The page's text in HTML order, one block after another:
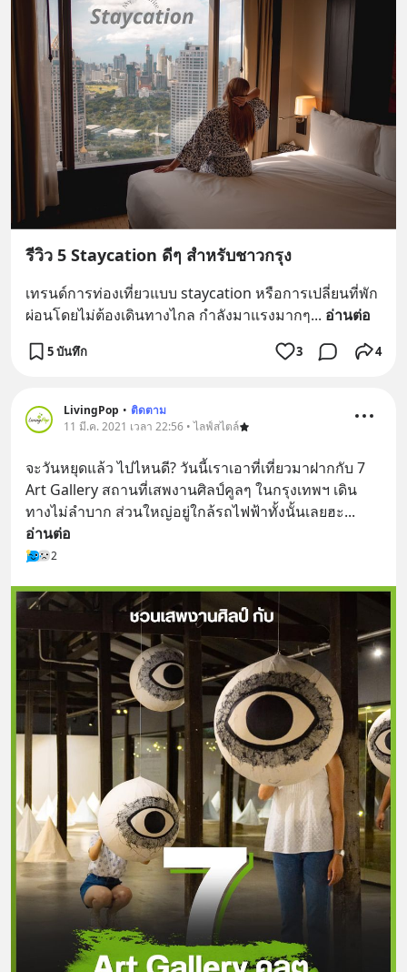
รีวิว 5 Staycation ดีๆ สำหรับชาวกรุง
เทรนด์การท่องเที่ยวแบบ staycation หรือการเปลี่ยนที่พัก
ผ่อนโดยไม่ต้องเดินทางไกล กำลังมาแรงมากๆ... อ่านต่อ
5 บันทึก 3 4
LivingPop • ติดตาม
11 มี.ค. 2021 เวลา 22:56 • ไลฟ์สไตล์
จะวันหยุดแล้ว ไปไหนดี? วันนี้เราเอาที่เที่ยวมาฝากกับ 7
Art Gallery สถานที่เสพงานศิลป์คูลๆ ในกรุงเทพฯ เดิน
ทางไม่ลำบาก ส่วนใหญ่อยู่ใกล้รถไฟฟ้าทั้งนั้นเลยฮะ
อ่านต่อ
2